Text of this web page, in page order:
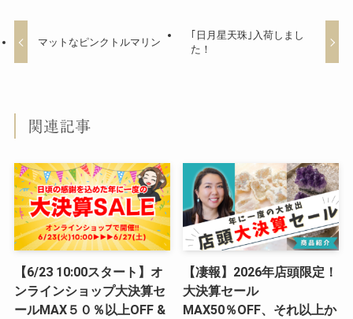
マットなピンクトルマリン
｢日月星天珠｣入荷しまし
た！
関連記事
【6/23 10:00スタート】オ
ンラインショップ大決算セ
ールMAX５０％以上OFF &
【凄報】2026年店頭限定！
大決算セール
MAX50％OFF、それ以上か